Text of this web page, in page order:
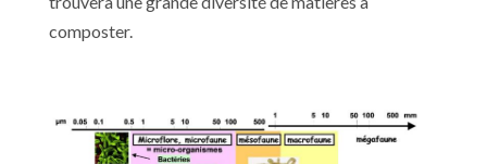
composter.